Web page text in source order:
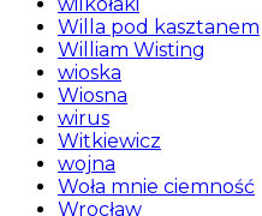
Willa pod kasztanem
William Wisting
wioska
Wiosna
wirus
Witkiewicz
wojna
Woła mnie ciemność
Wrocław